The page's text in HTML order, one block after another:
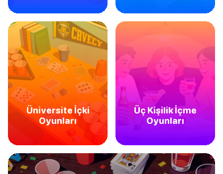
Üniversite İçki
Oyunları
Üç Kişilik İçme
Oyunları